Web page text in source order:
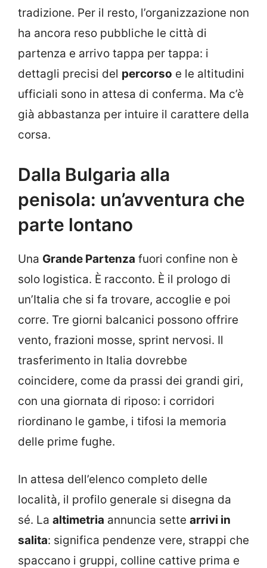
tradizione. Per il resto, l’organizzazione non
ha ancora reso pubbliche le città di
partenza e arrivo tappa per tappa: i
dettagli precisi del percorso e le altitudini
ufficiali sono in attesa di conferma. Ma c’è
già abbastanza per intuire il carattere della
corsa.
Dalla Bulgaria alla
penisola: un’avventura che
parte lontano
Una Grande Partenza fuori confine non è
solo logistica. È racconto. È il prologo di
un’Italia che si fa trovare, accoglie e poi
corre. Tre giorni balcanici possono offrire
vento, frazioni mosse, sprint nervosi. Il
trasferimento in Italia dovrebbe
coincidere, come da prassi dei grandi giri,
con una giornata di riposo: i corridori
riordinano le gambe, i tifosi la memoria
delle prime fughe.
In attesa dell’elenco completo delle
località, il profilo generale si disegna da
sé. La altimetria annuncia sette arrivi in
salita: significa pendenze vere, strappi che
spaccano i gruppi, colline cattive prima e